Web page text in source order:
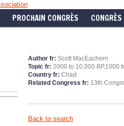
PROCHAIN CONGRÈS
Author fr: Scott MacEachern
Topic fr: 2000 to 10,000 BP,1000
Country fr: Chad
Related Congress fr: 13th
Back to search